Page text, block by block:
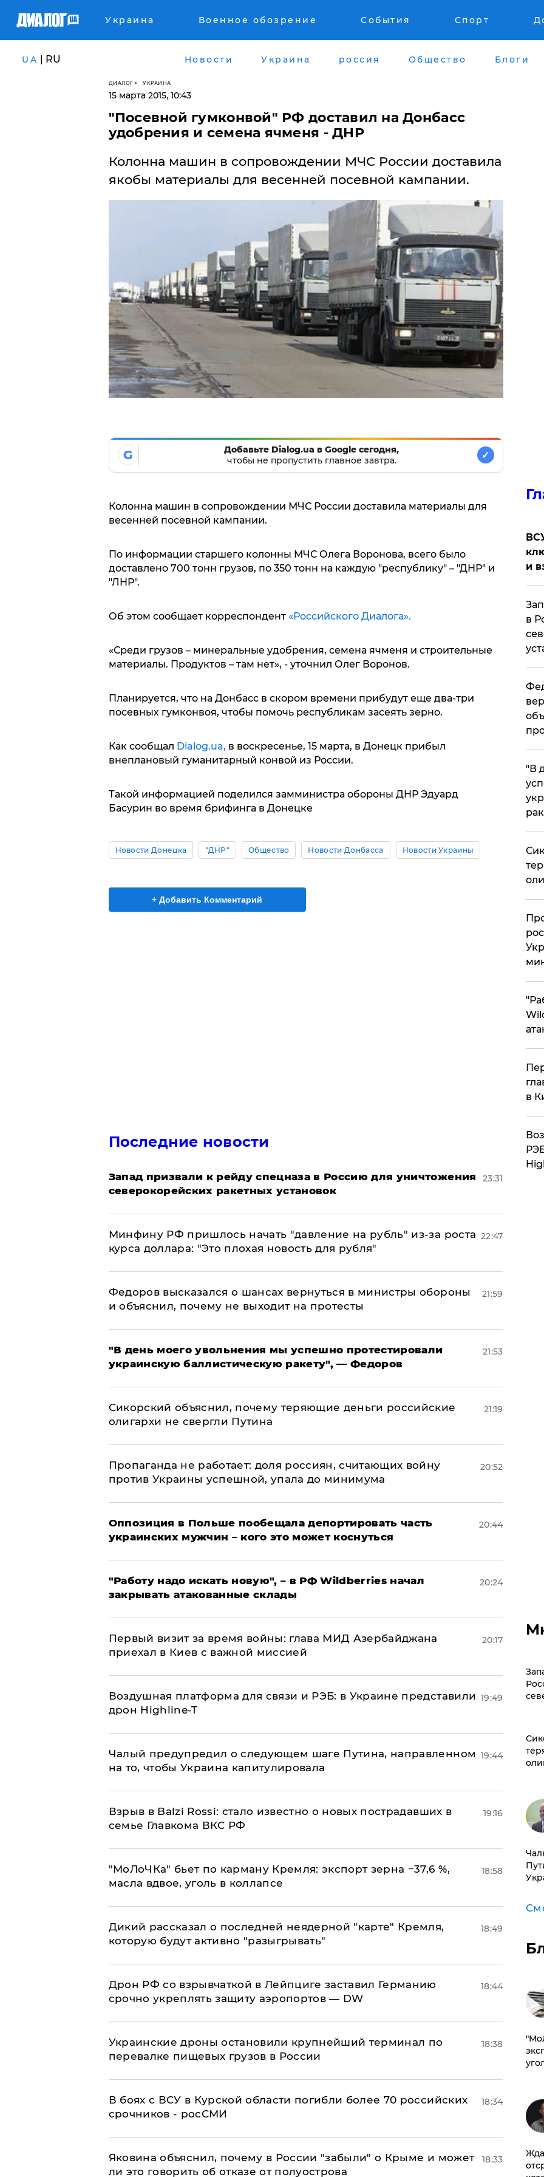
Украина Военное обозрение События Спорт
UA | RU Новости Украина россия Общество Блоги
ДИАЛОГ УКРАИНА
15 марта 2015, 10:43
"Посевной гумконвой" РФ доставил на Донбасс
удобрения и семена ячменя - ДНР
​Колонна машин в сопровождении МЧС России доставила
якобы материалы для весенней посевной кампании.
G
Добавьте Dialog.ua в Google сегодня,
чтобы не пропустить главное завтра.
✓
Колонна машин в сопровождении МЧС России доставила материалы для
весенней посевной кампании.
По информации старшего колонны МЧС Олега Воронова, всего было
доставлено 700 тонн грузов, по 350 тонн на каждую "республику" – "ДНР" и
"ЛНР".
Об этом сообщает корреспондент «Российского Диалога».
«Среди грузов – минеральные удобрения, семена ячменя и строительные
материалы. Продуктов – там нет», - уточнил Олег Воронов.
Планируется, что на Донбасс в скором времени прибудут еще два-три
посевных гумконвоя, чтобы помочь республикам засеять зерно.
Как сообщал Dialog.ua, в воскресенье, 15 марта, в Донецк прибыл
внеплановый гуманитарный конвой из России.
Такой информацией поделился замминистра обороны ДНР Эдуард
Басурин во время брифинга в Донецке
Новости Донецка "ДНР" Общество Новости Донбасса Новости Украины
+ Добавить Комментарий
Последние новости
Запад призвали к рейду спецназа в Россию для уничтожения
северокорейских ракетных установок
23:31
Минфину РФ пришлось начать "давление на рубль" из-за роста
курса доллара: "Это плохая новость для рубля"
22:47
Федоров высказался о шансах вернуться в министры обороны
и объяснил, почему не выходит на протесты
21:59
​"В день моего увольнения мы успешно протестировали
украинскую баллистическую ракету", — Федоров
21:53
Сикорский объяснил, почему теряющие деньги российские
олигархи не свергли Путина
21:19
​Пропаганда не работает: доля россиян, считающих войну
против Украины успешной, упала до минимума
20:52
Оппозиция в Польше пообещала депортировать часть
украинских мужчин – кого это может коснуться
20:44
"Работу надо искать новую", – в РФ Wildberries начал
закрывать атакованные склады
20:24
Первый визит за время войны: глава МИД Азербайджана
приехал в Киев с важной миссией
20:17
Воздушная платформа для связи и РЭБ: в Украине представили
дрон Highline-T
19:49
Чалый предупредил о следующем шаге Путина, направленном
на то, чтобы Украина капитулировала
19:44
Взрыв в Balzi Rossi: стало известно о новых пострадавших в
семье Главкома ВКС РФ
19:16
​"МоЛоЧКа" бьет по карману Кремля: экспорт зерна −37,6 %,
масла вдвое, уголь в коллапсе
18:58
Дикий рассказал о последней неядерной "карте" Кремля,
которую будут активно "разыгрывать"
18:49
​Дрон РФ со взрывчаткой в Лейпциге заставил Германию
срочно укреплять защиту аэропортов — DW
18:44
Украинские дроны остановили крупнейший терминал по
перевалке пищевых грузов в России
18:38
В боях с ВСУ в Курской области погибли более 70 российских
срочников - росСМИ
18:34
Яковина объяснил, почему в России "забыли" о Крыме и может
ли это говорить об отказе от полуострова
18:33
и
в
​"В
в